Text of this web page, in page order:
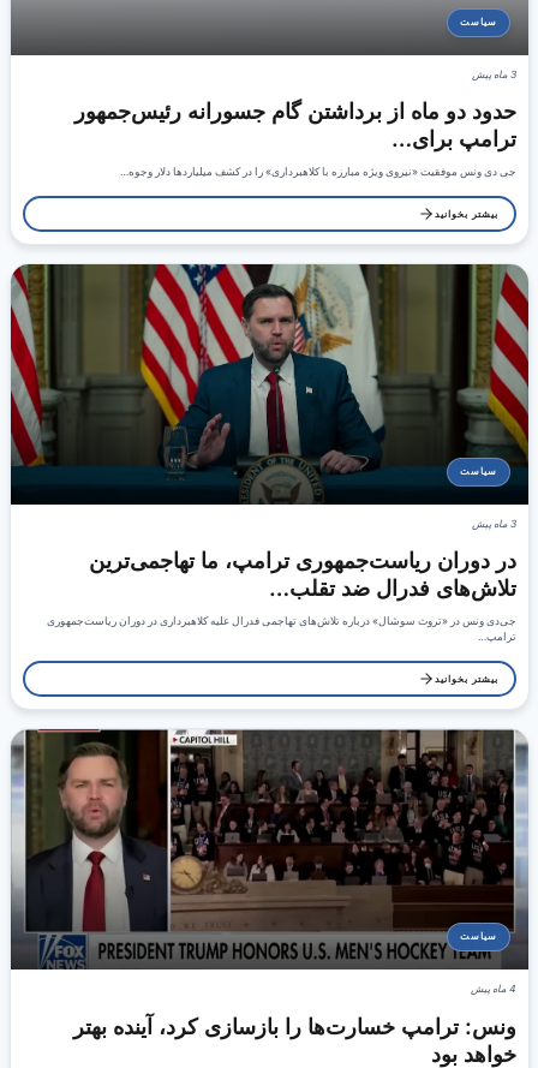
سیاست
3 ماه پیش
حدود دو ماه از برداشتن گام جسورانه رئیس‌جمهور
ترامپ برای…
جی دی ونس موفقیت «نیروی ویژه مبارزه با کلاهبرداری» را در کشف میلیاردها دلار وجوه…
بیشتر بخوانید
سیاست
3 ماه پیش
در دوران ریاست‌جمهوری ترامپ، ما تهاجمی‌ترین
تلاش‌های فدرال ضد تقلب…
جی‌دی ونس در «تروث سوشال» درباره تلاش‌های تهاجمی فدرال علیه کلاهبرداری در دوران ریاست‌جمهوری
ترامپ…
بیشتر بخوانید
سیاست
4 ماه پیش
ونس: ترامپ خسارت‌ها را بازسازی کرد، آینده بهتر
خواهد بود